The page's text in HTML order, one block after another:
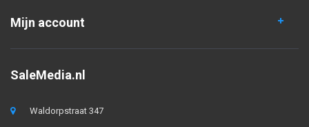
Mijn account
SaleMedia.nl
Waldorpstraat 347